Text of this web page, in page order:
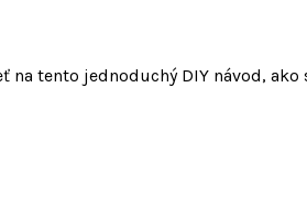
tento jednoduchý DIY návod,